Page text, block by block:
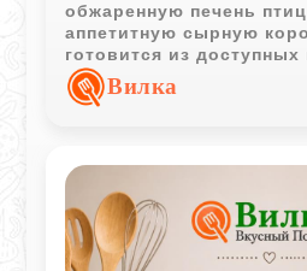
обжаренную печень
аппетитную сырную
готовится из доступных
отлично подходит как
ужина, так и для
Вилка